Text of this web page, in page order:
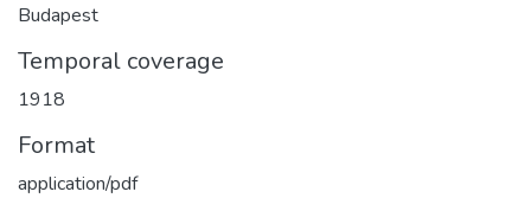
Budapest
Temporal coverage
1918
Format
application/pdf